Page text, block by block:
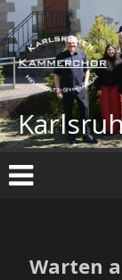
Zum
Inhalt
springen
Warten